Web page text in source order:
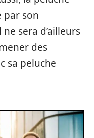
par son
sera d’ailleurs
des
sa peluche